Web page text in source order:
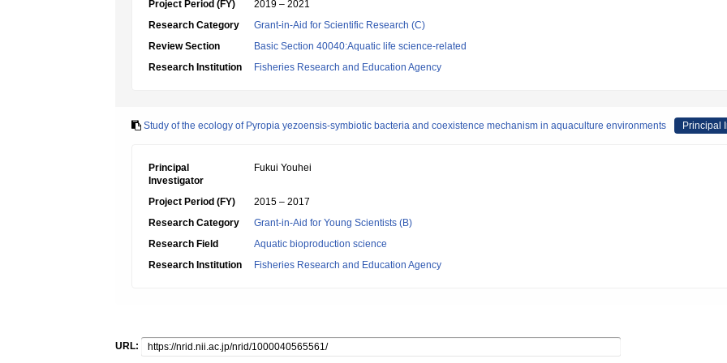
Project Period (FY)
2019 – 2021
Research Category
Grant-in-Aid for Scientific Research (C)
Review Section
Basic Section 40040:Aquatic life science-related
Research Institution
Fisheries Research and Education Agency
Study of the ecology of Pyropia yezoensis-symbiotic bacteria and coexistence mechanism in aquaculture environments Principal
Principal
Investigator
Fukui Youhei
Project Period (FY)
2015 – 2017
Research Category
Grant-in-Aid for Young Scientists (B)
Research Field
Aquatic bioproduction science
Research Institution
Fisheries Research and Education Agency
URL: